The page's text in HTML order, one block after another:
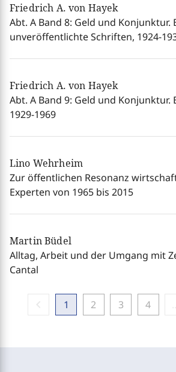
Friedrich A. von Hayek
Abt. A Band 8: Geld und Konjunktur.
unveröffentlichte Schriften, 1924-
Friedrich A. von Hayek
Abt. A Band 9: Geld und Konjunktur.
1929-1969
Lino Wehrheim
Zur öffentlichen Resonanz
Experten von 1965 bis 2015
Martin Büdel
Alltag, Arbeit und der Umgang mit
Cantal
1 2 3 4